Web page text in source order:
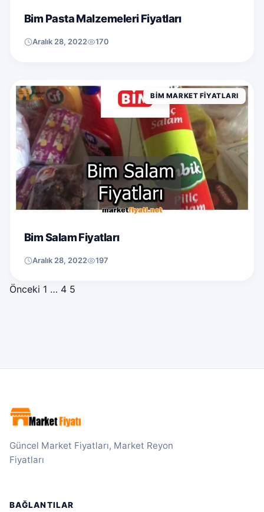
Bim Pasta Malzemeleri Fiyatları
Aralık 28, 2022 170
BIM MARKET FIYATLARI
Bim Salam Fiyatları
Aralık 28, 2022 197
Yazı sayfalaması
Önceki 1 … 4 5
Güncel Market Fiyatları, Market Reyon
Fiyatları
BAĞLANTILAR